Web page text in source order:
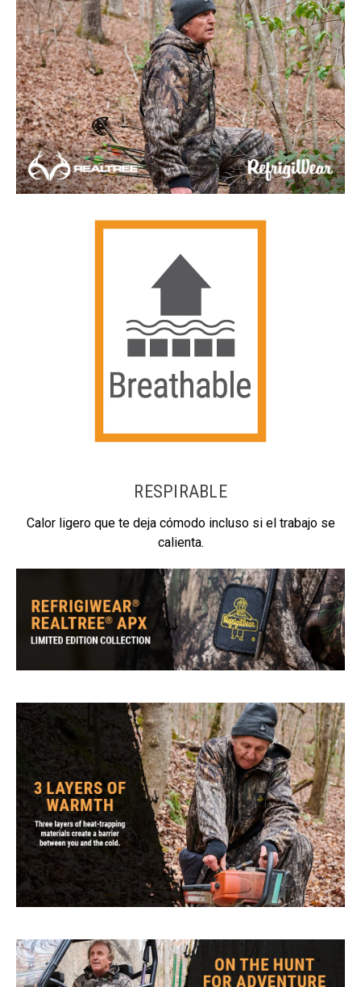
RESPIRABLE
Calor ligero que te deja cómodo incluso si el trabajo se
calienta.